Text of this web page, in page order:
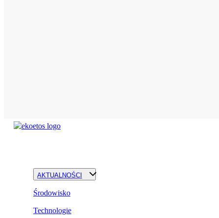
AKTUALNOŚCI
Środowisko
Technologie